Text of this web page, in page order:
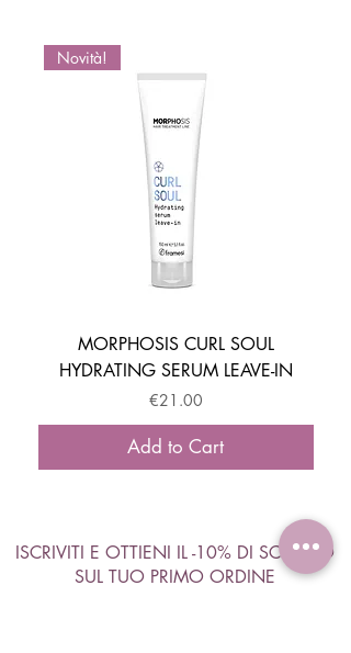
Novità!
MORPHOSIS CURL SOUL
HYDRATING SERUM LEAVE-IN
Price
€21.00
Add to Cart
ISCRIVITI E OTTIENI IL -10% DI SCONTO
SUL TUO PRIMO ORDINE